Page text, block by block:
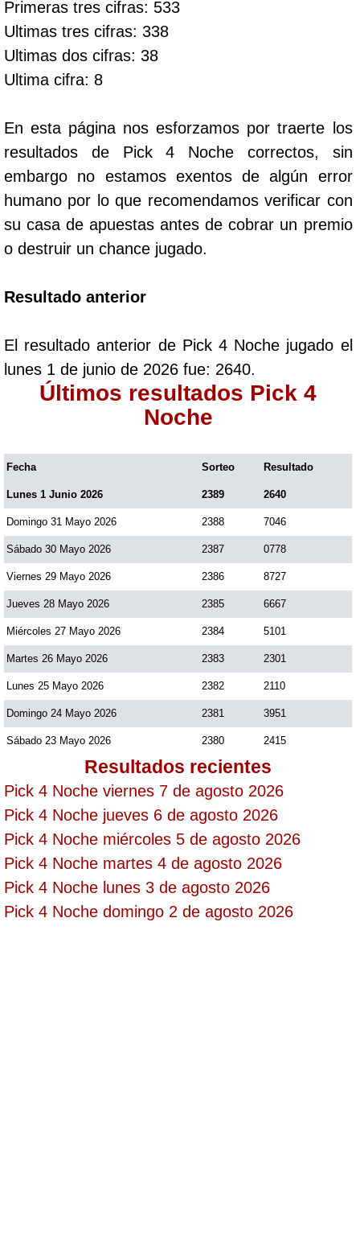
Dorado Mañana
Dorado Tarde
Dorado Noche
Fantástica Día
Fantástica Noche
Paisita Día
Paisita Noche
Pick 3 Día
Pick 3 Noche
Pick 4 Día
Pick 4 Noche
Pijao de Oro
Saman de la suerte
Sinuano Día
Sinuano Noche
Super Chontico Noche
Primeras tres cifras: 533
Ultimas tres cifras: 338
Ultimas dos cifras: 38
Ultima cifra: 8
En esta página nos esforzamos por traerte los
resultados de Pick 4 Noche correctos, sin
embargo no estamos exentos de algún error
humano por lo que recomendamos verificar con
su casa de apuestas antes de cobrar un premio
o destruir un chance jugado.
Resultado anterior
El resultado anterior de Pick 4 Noche jugado el
lunes 1 de junio de 2026 fue: 2640.
Últimos resultados Pick 4
Noche
Fecha Sorteo Resultado
Lunes 1 Junio 2026 2389 2640
Domingo 31 Mayo 2026 2388 7046
Sábado 30 Mayo 2026 2387 0778
Viernes 29 Mayo 2026 2386 8727
Jueves 28 Mayo 2026 2385 6667
Miércoles 27 Mayo 2026 2384 5101
Martes 26 Mayo 2026 2383 2301
Lunes 25 Mayo 2026 2382 2110
Domingo 24 Mayo 2026 2381 3951
Sábado 23 Mayo 2026 2380 2415
Resultados recientes
Pick 4 Noche viernes 7 de agosto 2026
Pick 4 Noche jueves 6 de agosto 2026
Pick 4 Noche miércoles 5 de agosto 2026
Pick 4 Noche martes 4 de agosto 2026
Pick 4 Noche lunes 3 de agosto 2026
Pick 4 Noche domingo 2 de agosto 2026